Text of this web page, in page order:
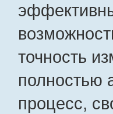
точность
полностью
процесс,